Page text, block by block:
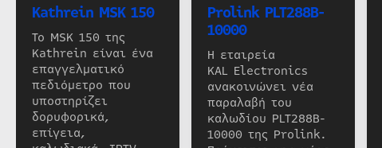
Kathrein MSK 150
Το MSK 150 της
Kathrein είναι ένα
επαγγελματικό
πεδιόμετρο που
υποστηρίζει
δορυφορικά,
επίγεια,
Prolink PLT288B-
10000
Η εταιρεία
KAL Electronics
ανακοινώνει νέα
παραλαβή του
καλωδίου PLT288B-
10000 της Prolink.